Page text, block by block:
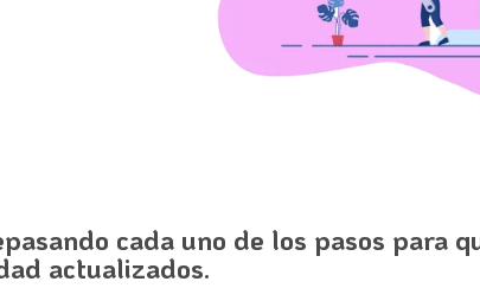
cada uno de los pasos para
actualizados.